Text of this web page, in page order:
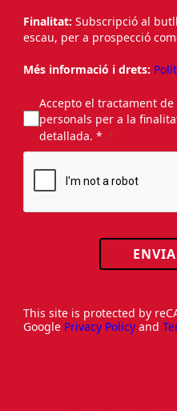
Finalitat: Subscripció al
escau, per a prospecció
Més informació i drets:
Accepto el tractament de
personals per a la
detallada. *
This site is protected by
Google Privacy Policy and